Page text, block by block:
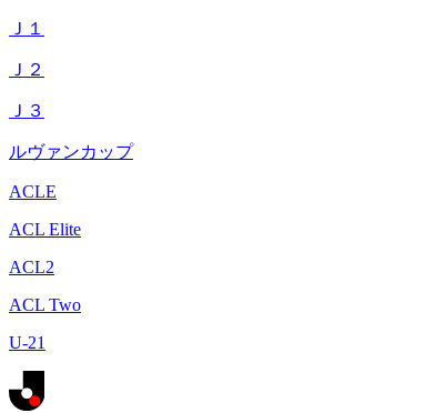
Ｊ１
Ｊ２
Ｊ３
ルヴァンカップ
ACLE
ACL Elite
ACL2
ACL Two
U-21